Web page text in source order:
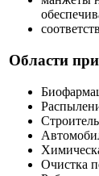
Области
Очистка